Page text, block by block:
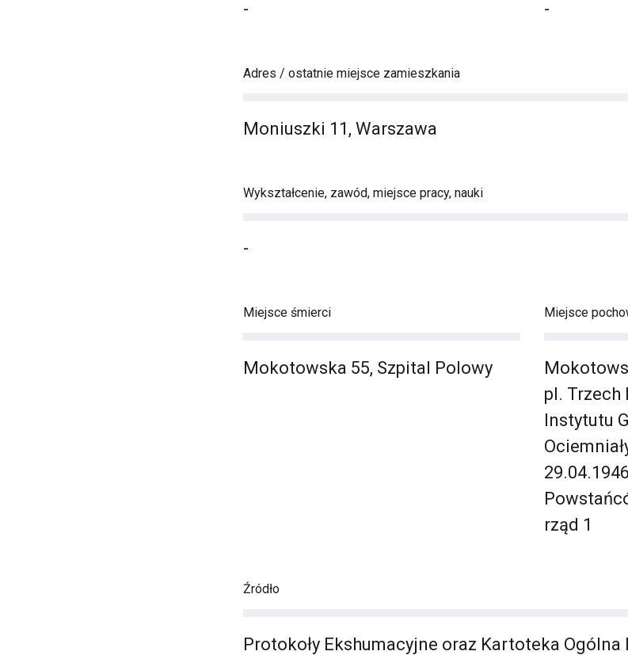
- -
Adres / ostatnie miejsce zamieszkania
Moniuszki 11, Warszawa
Wykształcenie, zawód, miejsce pracy, nauki
-
Miejsce śmierci
Mokotowska 55, Szpital Polowy
Miejsce
pl. Trzech
Instytutu
rząd 1
Źródło
Protokoły Ekshumacyjne oraz Kartoteka